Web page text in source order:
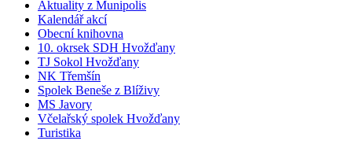
Aktuality z Munipolis
Kalendář akcí
Obecní knihovna
10. okrsek SDH Hvožďany
TJ Sokol Hvožďany
NK Třemšín
Spolek Beneše z Blíživy
MS Javory
Včelařský spolek Hvožďany
Turistika